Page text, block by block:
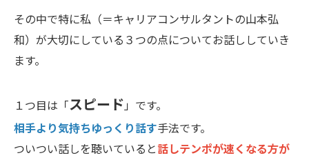
その中で特に私（＝キャリアコンサルタントの山本弘
和）が大切にしている３つの点についてお話ししていき
ます。
１つ目は「スピード 」です。
相手より気持ちゆっくり話す手法です。
ついつい話しを聴いていると話しテンポが速くなる方が